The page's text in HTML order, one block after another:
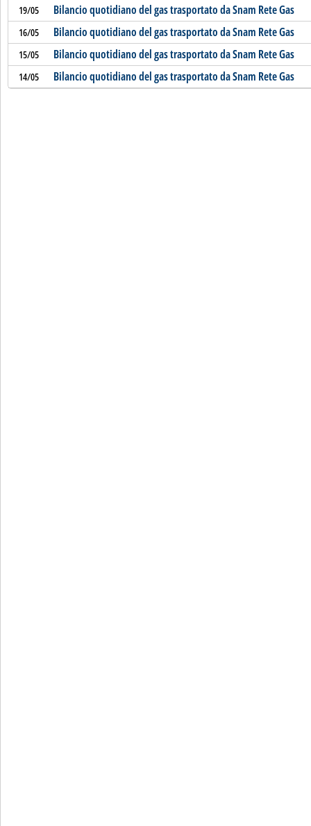
19/05 Bilancio quotidiano del gas trasportato da Snam Rete Gas
16/05 Bilancio quotidiano del gas trasportato da Snam Rete Gas
15/05 Bilancio quotidiano del gas trasportato da Snam Rete Gas
14/05 Bilancio quotidiano del gas trasportato da Snam Rete Gas